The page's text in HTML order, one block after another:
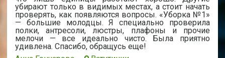
убирают только в видимых местах, а стоит начать
проверять, как появляются вопросы. «Уборка №1»
— большие молодцы. Я специально проверила
полки, антресоли, люстры, плафоны и прочие
мелочи — все идеально чисто. Была приятно
удивлена. Спасибо, обращусь еще!